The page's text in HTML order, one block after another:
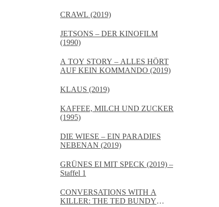
CRAWL (2019)
JETSONS – DER KINOFILM
(1990)
A TOY STORY – ALLES HÖRT
AUF KEIN KOMMANDO (2019)
KLAUS (2019)
KAFFEE, MILCH UND ZUCKER
(1995)
DIE WIESE – EIN PARADIES
NEBENAN (2019)
GRÜNES EI MIT SPECK (2019) –
Staffel 1
CONVERSATIONS WITH A
KILLER: THE TED BUNDY